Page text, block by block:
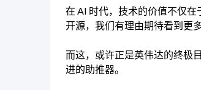
在 AI 时代，技术的价值不仅
开源，我们有理由期待看到更
而这，或许正是英伟达的终极
进的助推器。